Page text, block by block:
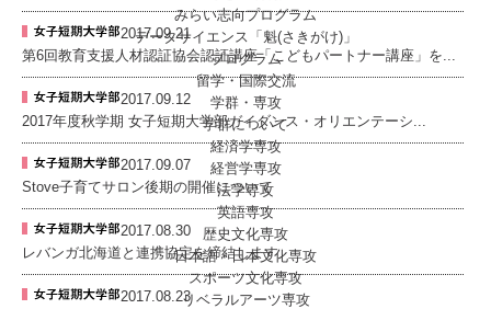
みらい志向プログラム
データサイエンス「魁(さきがけ)」
プログラム
留学・国際交流
学群・専攻
学群について
経済学専攻
経営学専攻
法学専攻
英語専攻
歴史文化専攻
日本語・日本文化専攻
スポーツ文化専攻
リベラルアーツ専攻
2017.09.21
第6回教育支援人材認証協会認証講座「こどもパートナー講座」を...
2017.09.12
2017年度秋学期 女子短期大学部ガイダンス・オリエンテーシ...
2017.09.07
Stove子育てサロン後期の開催について
2017.08.30
レバンガ北海道と連携協定を締結します
2017.08.23